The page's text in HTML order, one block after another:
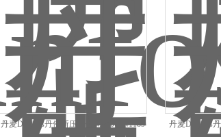
丹麦Danfoss丹佛斯压力传感器060N1189 丹麦Danfoss